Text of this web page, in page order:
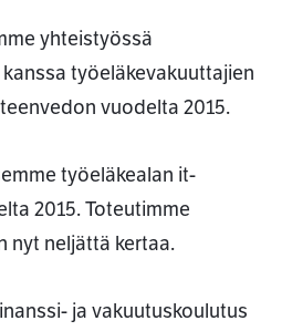
yhteistyössä
työeläkevakuuttajien
vuodelta 2015.
työeläkealan it-
2015. Toteutimme
nyt neljättä kertaa.
ja vakuutuskoulutus